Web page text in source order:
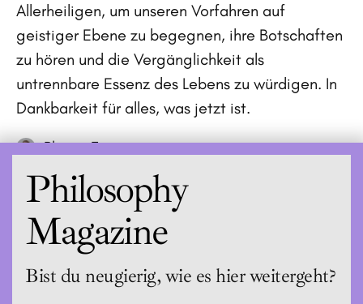
Allerheiligen, um unseren Vorfahren auf
geistiger Ebene zu begegnen, ihre Botschaften
zu hören und die Vergänglichkeit als
untrennbare Essenz des Lebens zu würdigen. In
Dankbarkeit für alles, was jetzt ist.
Phi mit Team
Philosophy
Magazine
Bist du neugierig, wie es hier weitergeht?